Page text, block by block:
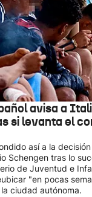
avisa a
si levanta el
así a la
Schengen tras lo
de Juventud e
"en pocas
ciudad autónoma.